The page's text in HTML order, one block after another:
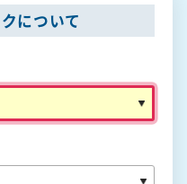
について